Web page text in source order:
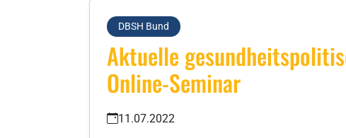
DBSH Bund
Aktuelle
Online-Seminar
11.07.2022